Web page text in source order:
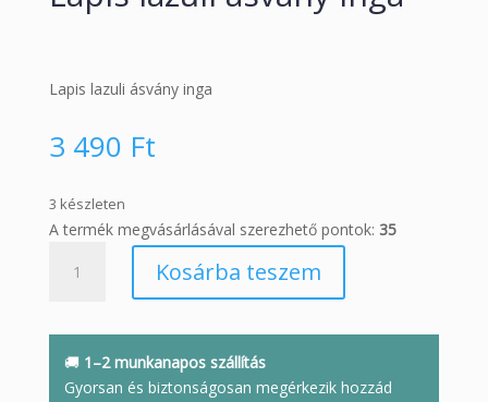
Lapis lazuli ásvány inga
3 490 Ft
3 készleten
A termék megvásárlásával szerezhető pontok: 35
lazuli
mennyiség
Kosárba teszem
🚚 1–2 munkanapos szállítás
Gyorsan és biztonságosan megérkezik hozzád